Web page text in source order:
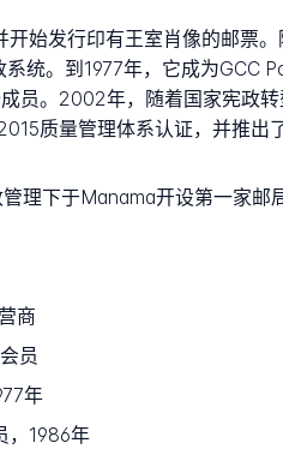
始发行印有王室肖像的邮票
统。到1977年，它成为
员。2002年，随着国家宪政
质量管理体系认证，并推
理下于Manama开设第一家邮
商
员
年
，1986年